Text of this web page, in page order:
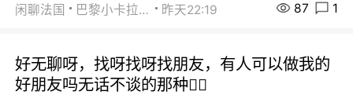
闲聊法国 巴黎小卡拉咪 昨天22:19 87 1
好无聊呀，找呀找呀找朋友，有人可以做我的
好朋友吗无话不谈的那种😮‍💨